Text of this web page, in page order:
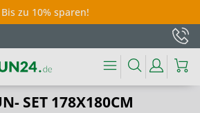
Bis zu 10% sparen!
SET 178X180CM